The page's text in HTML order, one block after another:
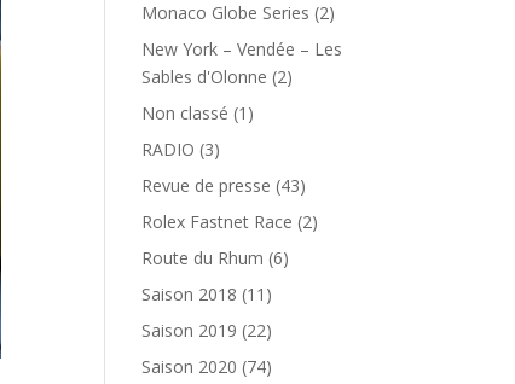
Monaco Globe Series (2)
New York – Vendée – Les
Sables d'Olonne (2)
Non classé (1)
RADIO (3)
Revue de presse (43)
Rolex Fastnet Race (2)
Route du Rhum (6)
Saison 2018 (11)
Saison 2019 (22)
Saison 2020 (74)